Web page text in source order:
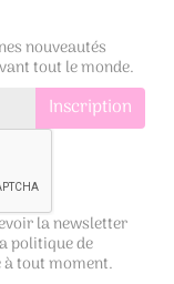
nouveautés
tout le monde.
la newsletter
politique de
à tout moment.